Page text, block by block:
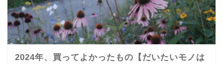
2024年、買ってよかったもの【だいたいモノは